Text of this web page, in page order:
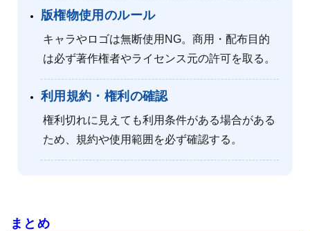
版権物使用のルール
キャラやロゴは無断使用NG。商用・配布目的
は必ず著作権者やライセンス元の許可を取る。
利用規約・権利の確認
権利切れに見えても利用条件がある場合がある
ため、規約や使用範囲を必ず確認する。
まとめ